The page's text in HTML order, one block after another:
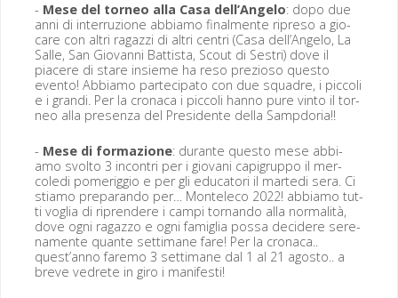
- Mese del tor­neo alla Casa del­l’An­ge­lo: dopo due
anni di inter­ruzione abbi­amo final­mente ripreso a gio­
care con altri ragazzi di altri cen­tri (Casa del­l’An­ge­lo, La
Salle, San Gio­van­ni Bat­tista, Scout di Ses­tri) dove il
piacere di stare insieme ha reso prezioso questo
even­to! Abbi­amo parte­ci­pa­to con due squadre, i pic­coli
e i gran­di. Per la cronaca i pic­coli han­no pure vin­to il tor­
neo alla pre­sen­za del Pres­i­dente del­la Sampdoria!!
- Mese di for­mazione: durante questo mese abbi­
amo svolto 3 incon­tri per i gio­vani capi­grup­po il mer­
cole­di pomerig­gio e per gli edu­ca­tori il marte­di sera. Ci
sti­amo preparan­do per… Mon­t­ele­co 2022! abbi­amo tut­
ti voglia di ripren­dere i campi tor­nan­do alla nor­mal­ità,
dove ogni ragaz­zo e ogni famiglia pos­sa decidere ser­e­
na­mente quante set­ti­mane fare! Per la cronaca..
quest’an­no fare­mo 3 set­ti­mane dal 1 al 21 agos­to.. a
breve vedrete in giro i manifesti!